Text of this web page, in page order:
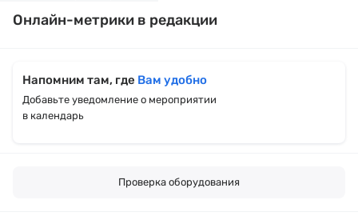
Онлайн-метрики в редакции
Напомним там, где Вам удобно
Добавьте уведомление о мероприятии
в календарь
Проверка оборудования